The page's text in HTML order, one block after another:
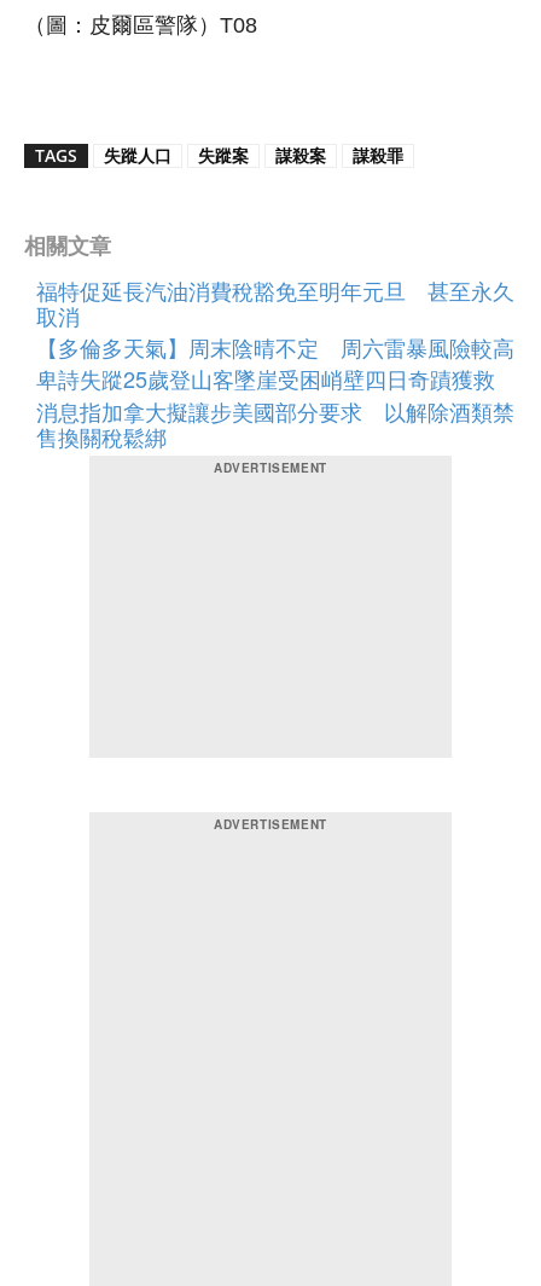
（圖：皮爾區警隊）T08
TAGS 失蹤人口 失蹤案 謀殺案 謀殺罪
相關文章
福特促延長汽油消費稅豁免至明年元旦 甚至永久
取消
【多倫多天氣】周末陰晴不定 周六雷暴風險較高
卑詩失蹤25歲登山客墜崖受困峭壁四日奇蹟獲救
消息指加拿大擬讓步美國部分要求 以解除酒類禁
售換關稅鬆綁